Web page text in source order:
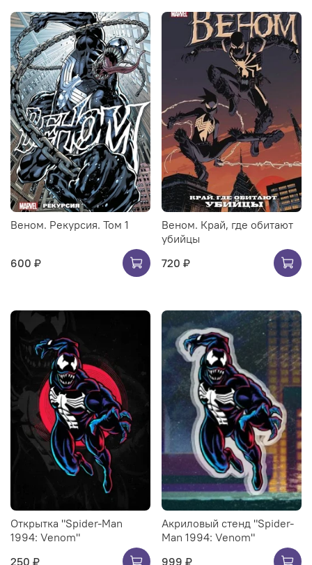
Веном. Рекурсия. Том 1
600 ₽
Веном. Край, где обитают
убийцы
720 ₽
Открытка "Spider-Man
1994: Venom"
250 ₽
Акриловый стенд "Spider-
Man 1994: Venom"
999 ₽